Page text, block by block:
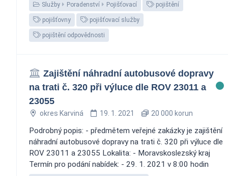
Služby Poradenství Pojišťovací pojištění
pojišťovny pojišťovací služby
pojištění odpovědnosti
Zajištění náhradní autobusové dopravy
na trati č. 320 při výluce dle ROV 23011 a
23055
okres Karviná 19. 1. 2021 20 000 korun
Podrobný popis: - předmětem veřejné zakázky je zajištění
náhradní autobusové dopravy na trati č. 320 při výluce dle
ROV 23011 a 23055 Lokalita: - Moravskoslezský kraj
Termín pro podání nabídek: - 29. 1. 2021 v 8:00 hodin